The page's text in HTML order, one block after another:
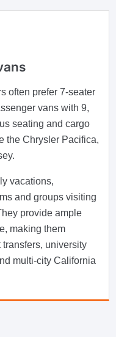
often prefer 7-seater
vans with 9,
seating and cargo
the Chrysler Pacifica,
vacations,
and groups visiting
provide ample
making them
university
multi-city California